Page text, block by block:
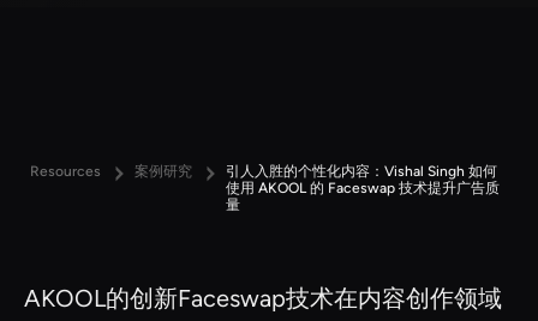
Resources 案例研究
引人入胜的个性化内容：Vishal Singh 如何
使用 AKOOL 的 Faceswap 技术提升广告质
量
AKOOL的创新Faceswap技术在内容创作领域